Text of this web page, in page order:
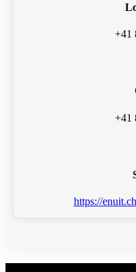
+41
+41
https://